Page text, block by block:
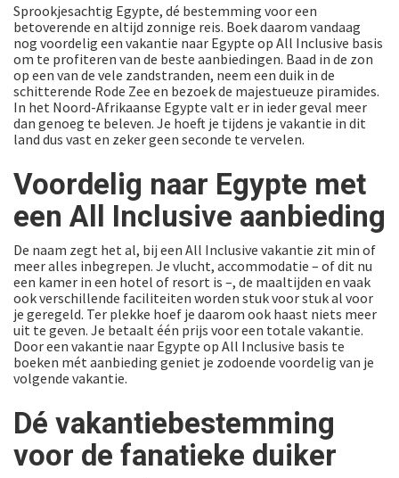
Sprookjesachtig Egypte, dé bestemming voor een
betoverende en altijd zonnige reis. Boek daarom vandaag
nog voordelig een vakantie naar Egypte op All Inclusive basis
om te profiteren van de beste aanbiedingen. Baad in de zon
op een van de vele zandstranden, neem een duik in de
schitterende Rode Zee en bezoek de majestueuze piramides.
In het Noord-Afrikaanse Egypte valt er in ieder geval meer
dan genoeg te beleven. Je hoeft je tijdens je vakantie in dit
land dus vast en zeker geen seconde te vervelen.
Voordelig naar Egypte met
een All Inclusive aanbieding
De naam zegt het al, bij een All Inclusive vakantie zit min of
meer alles inbegrepen. Je vlucht, accommodatie – of dit nu
een kamer in een hotel of resort is –, de maaltijden en vaak
ook verschillende faciliteiten worden stuk voor stuk al voor
je geregeld. Ter plekke hoef je daarom ook haast niets meer
uit te geven. Je betaalt één prijs voor een totale vakantie.
Door een vakantie naar Egypte op All Inclusive basis te
boeken mét aanbieding geniet je zodoende voordelig van je
volgende vakantie.
Dé vakantiebestemming
voor de fanatieke duiker